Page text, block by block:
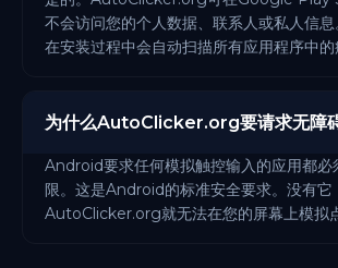
不会访问您的个人数据、联系人或私人信
在安装过程中会自动扫描所有应用程序中的
为什么AutoClicker.org要请求无障
Android要求任何模拟触控输入的应用都必
限。这是Android的标准安全要求。没有它
AutoClicker.org就无法在您的屏幕上模拟